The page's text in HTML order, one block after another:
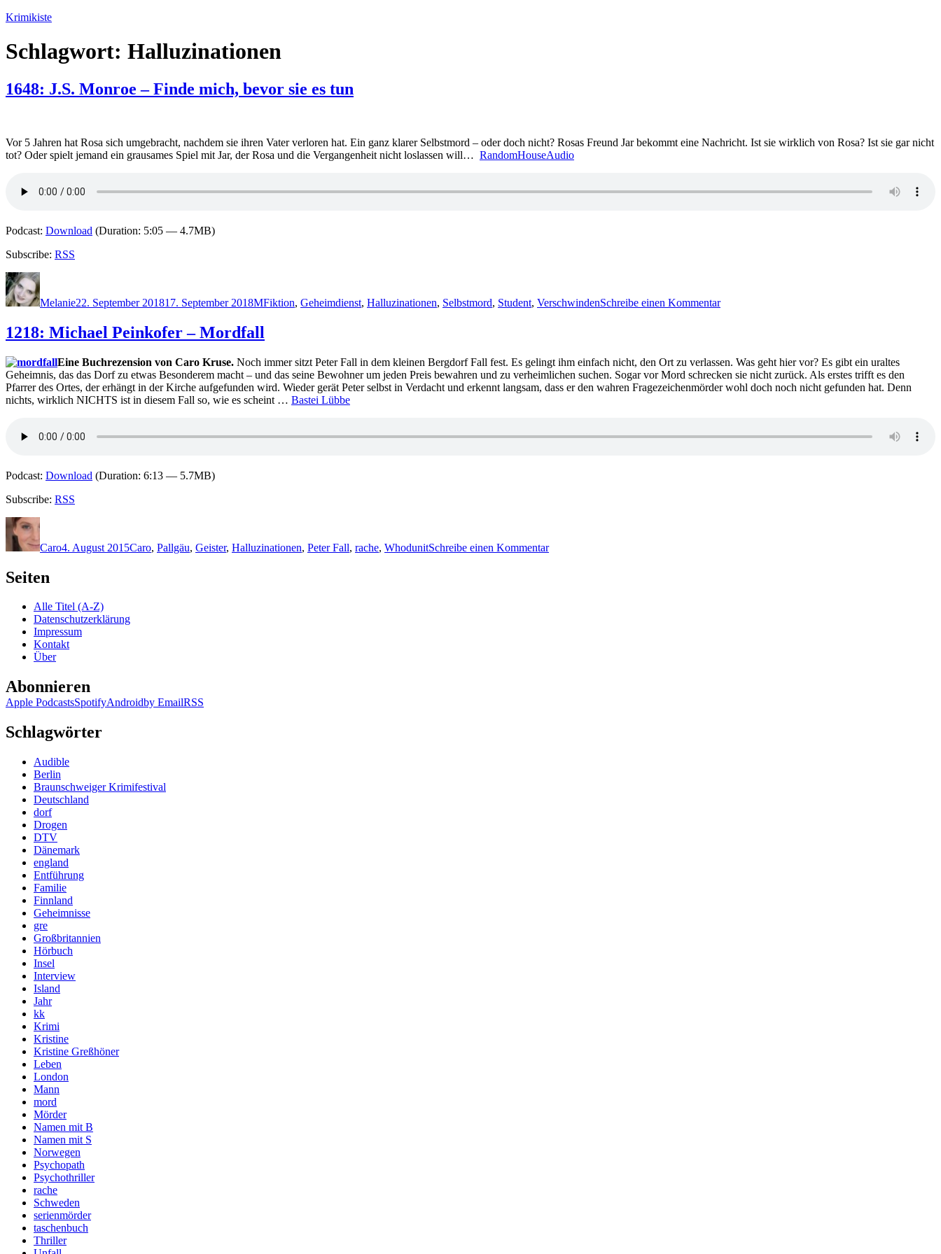
Zum
springen
Krimikiste
Schlagwort: Halluzinationen
1648: J.S. Monroe – Finde mich, bevor sie es tun
Vor 5 Jahren hat Rosa sich umgebracht, nachdem sie ihren Vater verloren hat. Ein ganz klarer Selbstmord – oder doch nicht? Rosas Freund Jar bekommt eine Nachricht. Ist sie wirklich von Rosa? Ist sie gar nicht
tot? Oder spielt jemand ein grausames Spiel mit Jar, der Rosa und die Vergangenheit nicht loslassen will… RandomHouseAudio
Podcast: Download (Duration: 5:05 — 4.7MB)
Subscribe: RSS
Autor
Melanie22. September 201817. September 2018MFiktion, Geheimdienst, Halluzinationen, Selbstmord, Student, VerschwindenSchreibe einen KommentarJ.S.
bevor
sie
es
1218: Michael Peinkofer – Mordfall
Eine Buchrezension von Caro Kruse. Noch immer sitzt Peter Fall in dem kleinen Bergdorf Fall fest. Es gelingt ihm einfach nicht, den Ort zu verlassen. Was geht hier vor? Es gibt ein uraltes
Geheimnis, das das Dorf zu etwas Besonderem macht – und das seine Bewohner um jeden Preis bewahren und zu verheimlichen suchen. Sogar vor Mord schrecken sie nicht zurück. Als erstes trifft es den
Pfarrer des Ortes, der erhängt in der Kirche aufgefunden wird. Wieder gerät Peter selbst in Verdacht und erkennt langsam, dass er den wahren Fragezeichenmörder wohl doch noch nicht gefunden hat. Denn
nichts, wirklich NICHTS ist in diesem Fall so, wie es scheint … Bastei Lübbe
Podcast: Download (Duration: 6:13 — 5.7MB)
Subscribe: RSS
Autor
Caro4. August 2015Caro, Pallgäu, Geister, Halluzinationen, Peter Fall, rache, WhodunitSchreibe einen KommentarMichael
Seiten
Alle Titel (A-Z)
Datenschutzerklärung
Impressum
Kontakt
Über
Abonnieren
Apple PodcastsSpotifyAndroidby EmailRSS
Schlagwörter
Audible
Berlin
Braunschweiger Krimifestival
Deutschland
dorf
Drogen
DTV
Dänemark
england
Entführung
Familie
Finnland
Geheimnisse
gre
Großbritannien
Hörbuch
Insel
Interview
Island
Jahr
kk
Krimi
Kristine
Kristine Greßhöner
Leben
London
Mann
mord
Mörder
Namen mit B
Namen mit S
Norwegen
Psychopath
Psychothriller
rache
Schweden
serienmörder
taschenbuch
Thriller